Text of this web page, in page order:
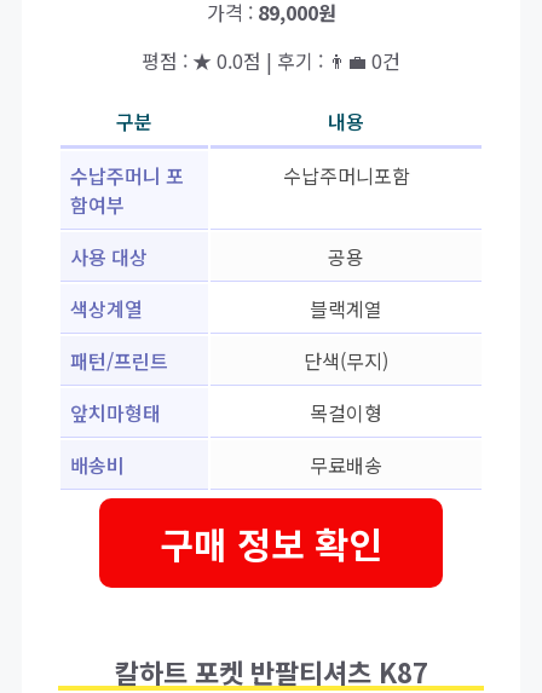
가격 : 89,000원
평점 : ★ 0.0점 | 후기 : 👨‍💼 0건
구분
내용
수납주머니 포
함여부
수납주머니포함
사용 대상
공용
색상계열
블랙계열
패턴/프린트
단색(무지)
앞치마형태
목걸이형
배송비
무료배송
구매 정보 확인
칼하트 포켓 반팔티셔츠 K87